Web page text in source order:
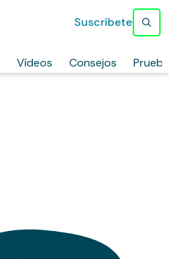
Vídeos Consejos
Suscríbete